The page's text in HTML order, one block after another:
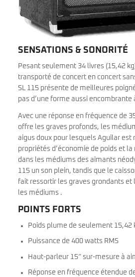
SENSATIONS & SONORITÉ
Pesant seulement 34 livres (15,42
transporté de concert en concert
SL 115 présente de meilleures
pas d’une forme aussi encombrante
Avec une réponse en fréquence de
offre les graves profonds, les
aigus doux pour lesquels Aguilar est
propriétés d’économie de poids et
dans les médiums des aimants
115 un son plein, tandis que le
fait ressortir les graves grondants et
les médiums .
POINTS FORTS
Poids plume de seulement 15,42
Puissance de 400 watts RMS
Haut-parleur 15″ sur-mesure à
Réponse en fréquence étendue